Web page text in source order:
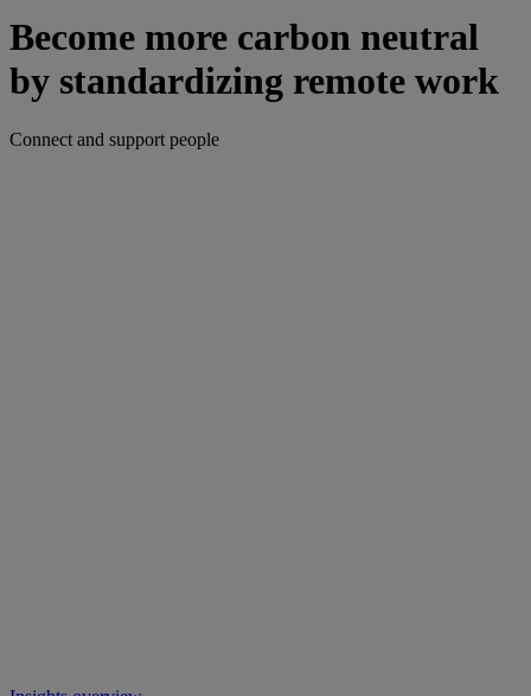
Become more carbon neutral
by standardizing remote work
Connect and support people